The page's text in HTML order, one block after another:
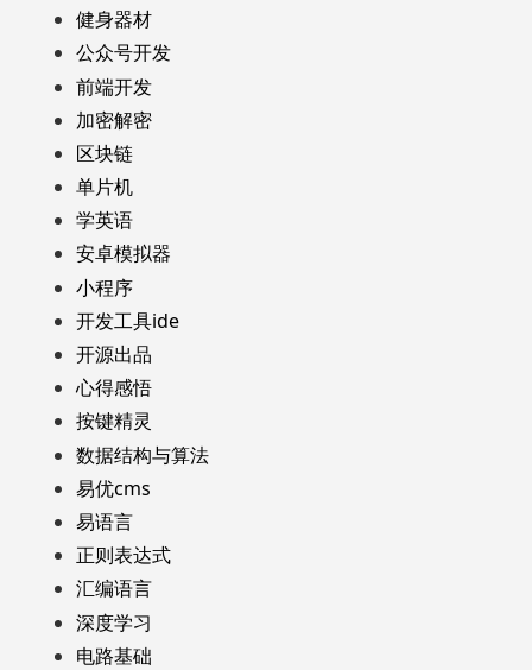
健身器材
公众号开发
前端开发
加密解密
区块链
单片机
学英语
安卓模拟器
小程序
开发工具ide
开源出品
心得感悟
按键精灵
数据结构与算法
易优cms
易语言
正则表达式
汇编语言
深度学习
电路基础